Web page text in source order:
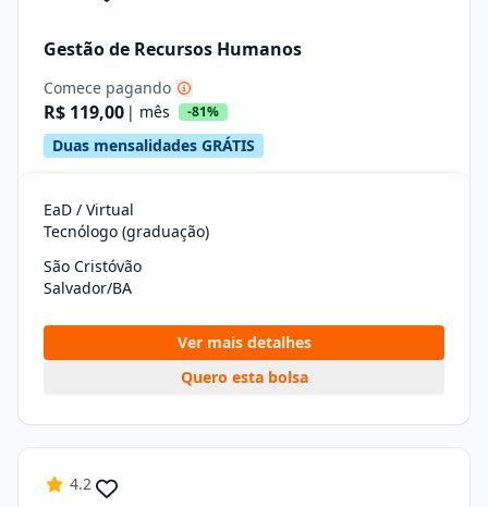
Gestão de Recursos Humanos
Comece pagando
R$ 119,00 | mês -81%
Duas mensalidades GRÁTIS
EaD / Virtual
Tecnólogo (graduação)
São Cristóvão
Salvador/BA
Ver mais detalhes
Quero esta bolsa
4.2